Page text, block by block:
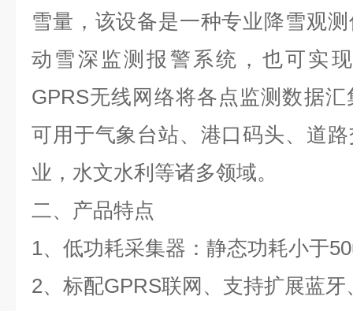
雪量，该设备是一种专业降雪观
动雪深监测报警系统，也可实
GPRS无线网络将各点监测数据
可用于气象台站、港口码头、道
业，水文水利等诸多领域。
二、产品特点
1、低功耗采集器：静态功耗小于
2、标配GPRS联网、支持扩展蓝牙